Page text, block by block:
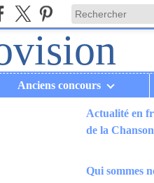
Anciens concours
Actualité en
de la Chanson
Qui sommes